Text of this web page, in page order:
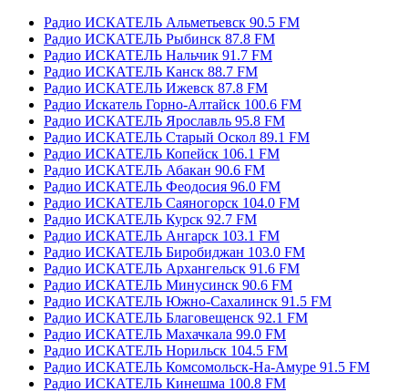
Радио ИСКАТЕЛЬ Альметьевск 90.5 FM
Радио ИСКАТЕЛЬ Рыбинск 87.8 FM
Радио ИСКАТЕЛЬ Нальчик 91.7 FM
Радио ИСКАТЕЛЬ Канск 88.7 FM
Радио ИСКАТЕЛЬ Ижевск 87.8 FM
Радио Искатель Горно-Алтайск 100.6 FM
Радио ИСКАТЕЛЬ Ярославль 95.8 FM
Радио ИСКАТЕЛЬ Старый Оскол 89.1 FM
Радио ИСКАТЕЛЬ Копейск 106.1 FM
Радио ИСКАТЕЛЬ Абакан 90.6 FM
Радио ИСКАТЕЛЬ Феодосия 96.0 FM
Радио ИСКАТЕЛЬ Саяногорск 104.0 FM
Радио ИСКАТЕЛЬ Курск 92.7 FM
Радио ИСКАТЕЛЬ Ангарск 103.1 FM
Радио ИСКАТЕЛЬ Биробиджан 103.0 FM
Радио ИСКАТЕЛЬ Архангельск 91.6 FM
Радио ИСКАТЕЛЬ Минусинск 90.6 FM
Радио ИСКАТЕЛЬ Южно-Сахалинск 91.5 FM
Радио ИСКАТЕЛЬ Благовещенск 92.1 FM
Радио ИСКАТЕЛЬ Махачкала 99.0 FM
Радио ИСКАТЕЛЬ Норильск 104.5 FM
Радио ИСКАТЕЛЬ Комсомольск-На-Амуре 91.5 FM
Радио ИСКАТЕЛЬ Кинешма 100.8 FM